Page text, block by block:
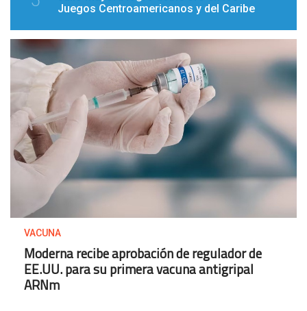
Juegos Centroamericanos y del Caribe
VACUNA
Moderna recibe aprobación de regulador de
EE.UU. para su primera vacuna antigripal
ARNm